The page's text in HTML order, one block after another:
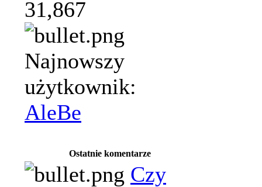
31,867
Najnowszy
użytkownik:
AleBe
Ostatnie komentarze
Czy